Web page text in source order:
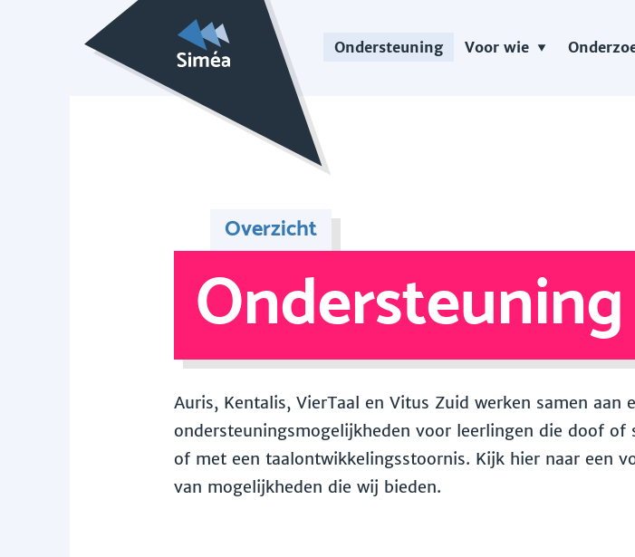
Ondersteuning Voor wie
Overzicht
Ondersteuning
Auris, Kentalis, VierTaal en Vitus Zuid werken samen aan
ondersteuningsmogelijkheden voor leerlingen die doof of
of met een taalontwikkelingsstoornis. Kijk hier naar een
van mogelijkheden die wij bieden.